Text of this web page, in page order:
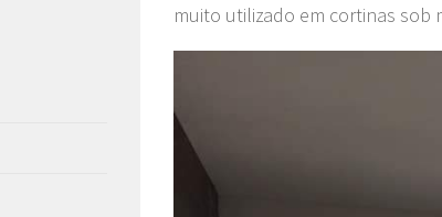
muito utilizado em cortinas sob